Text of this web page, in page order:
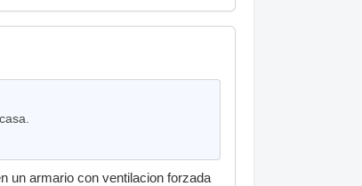
un armario con ventilacion forzada